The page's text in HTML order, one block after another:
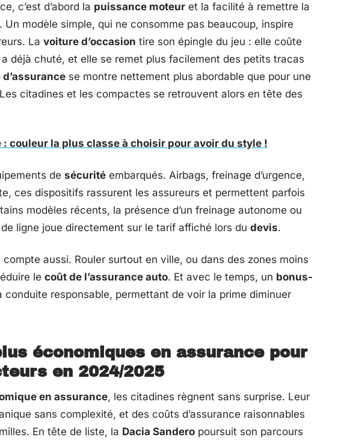
c’est d’abord la puissance moteur et la facilité à remettre la
modèle simple, qui ne consomme pas beaucoup, inspire
La voiture d’occasion tire son épingle du jeu : elle coûte
déjà chuté, et elle se remet plus facilement des petits tracas
se montre nettement plus abordable que pour une
citadines et les compactes se retrouvent alors en tête des
: couleur la plus classe à choisir pour avoir du style !
de sécurité embarqués. Airbags, freinage d’urgence,
ces dispositifs rassurent les assureurs et permettent parfois
modèles récents, la présence d’un freinage autonome ou
ligne joue directement sur le tarif affiché lors du devis.
aussi. Rouler surtout en ville, ou dans des zones moins
le coût de l’assurance auto. Et avec le temps, un bonus-
conduite responsable, permettant de voir la prime diminuer
économiques en assurance pour
en 2024/2025
en assurance, les citadines règnent sans surprise. Leur
sans complexité, et des coûts d’assurance raisonnables
En tête de liste, la Dacia Sandero poursuit son parcours